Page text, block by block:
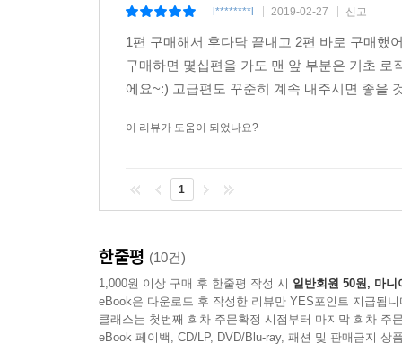
l********l 2019-02-27 신고
1편 구매해서 후다닥 끝내고 2편 바로 구매했
구매하면 몇십편을 가도 맨 앞 부분은 기초
에요~:) 고급편도 꾸준히 계속 내주시면 좋을
이 리뷰가 도움이 되었나요?
1
한줄평 (10건)
1,000원 이상 구매 후 한줄평 작성 시 일반회원 50원, 마니
eBook은 다운로드 후 작성한 리뷰만 YES포인트 지급됩니
클래스는 첫번째 회차 주문확정 시점부터 마지막 회차 주
eBook 페이백, CD/LP, DVD/Blu-ray, 패션 및 판매금지 상